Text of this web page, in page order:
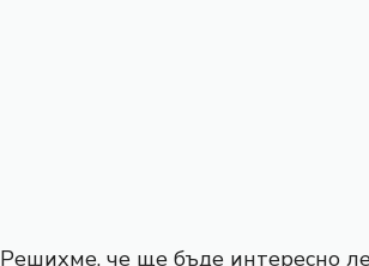
Решихме, че ще бъде интересно